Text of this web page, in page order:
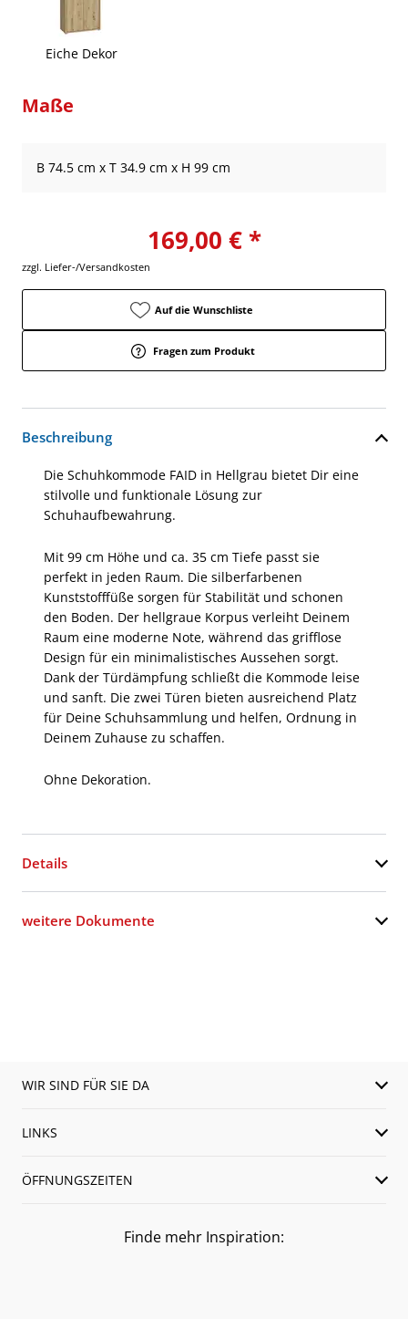
Eiche Dekor
Maße
B 74.5 cm x T 34.9 cm x H 99 cm
169,00 € *
zzgl. Liefer-/Versandkosten
Auf die Wunschliste
Fragen zum Produkt
Beschreibung
Die Schuhkommode FAID in Hellgrau bietet Dir eine
stilvolle und funktionale Lösung zur
Schuhaufbewahrung.
Mit 99 cm Höhe und ca. 35 cm Tiefe passt sie
perfekt in jeden Raum. Die silberfarbenen
Kunststofffüße sorgen für Stabilität und schonen
den Boden. Der hellgraue Korpus verleiht Deinem
Raum eine moderne Note, während das grifflose
Design für ein minimalistisches Aussehen sorgt.
Dank der Türdämpfung schließt die Kommode leise
und sanft. Die zwei Türen bieten ausreichend Platz
für Deine Schuhsammlung und helfen, Ordnung in
Deinem Zuhause zu schaffen.
Ohne Dekoration.
Details
weitere Dokumente
WIR SIND FÜR SIE DA
LINKS
ÖFFNUNGSZEITEN
Finde mehr Inspiration: